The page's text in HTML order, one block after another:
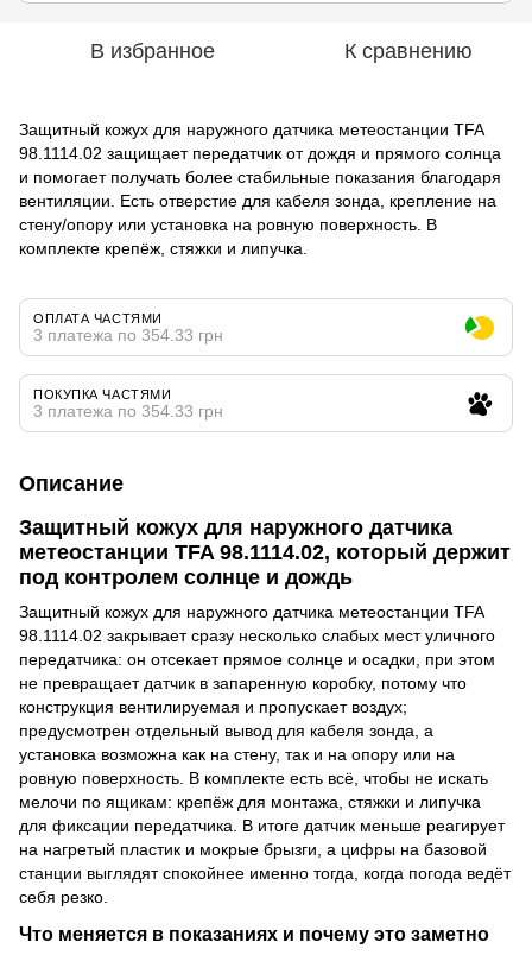
В избранное К сравнению
Защитный кожух для наружного датчика метеостанции TFA
98.1114.02 защищает передатчик от дождя и прямого солнца
и помогает получать более стабильные показания благодаря
вентиляции. Есть отверстие для кабеля зонда, крепление на
стену/опору или установка на ровную поверхность. В
комплекте крепёж, стяжки и липучка.
ОПЛАТА ЧАСТЯМИ
3 платежа по 354.33 грн
ПОКУПКА ЧАСТЯМИ
3 платежа по 354.33 грн
Описание
Защитный кожух для наружного датчика
метеостанции TFA 98.1114.02, который держит
под контролем солнце и дождь
Защитный кожух для наружного датчика метеостанции TFA
98.1114.02 закрывает сразу несколько слабых мест уличного
передатчика: он отсекает прямое солнце и осадки, при этом
не превращает датчик в запаренную коробку, потому что
конструкция вентилируемая и пропускает воздух;
предусмотрен отдельный вывод для кабеля зонда, а
установка возможна как на стену, так и на опору или на
ровную поверхность. В комплекте есть всё, чтобы не искать
мелочи по ящикам: крепёж для монтажа, стяжки и липучка
для фиксации передатчика. В итоге датчик меньше реагирует
на нагретый пластик и мокрые брызги, а цифры на базовой
станции выглядят спокойнее именно тогда, когда погода ведёт
себя резко.
Что меняется в показаниях и почему это заметно